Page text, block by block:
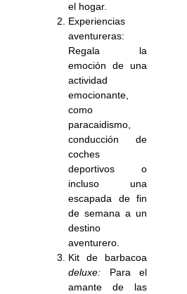
el hogar.
Experiencias
aventureras:
Regala la
emoción de una
actividad
emocionante,
como
paracaidismo,
conducción de
coches
deportivos o
incluso una
escapada de fin
de semana a un
destino
aventurero.
Kit de barbacoa
deluxe: Para el
amante de las